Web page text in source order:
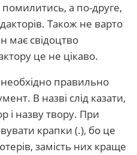
а по-друге,
Також не варто
має свідоцтво
це не цікаво.
правильно
В назві слід казати,
і назву твору. При
крапки (.), бо це
замість них краще